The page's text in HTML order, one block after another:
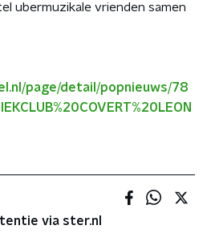
ubermuzikale vrienden samen
page/detail/popnieuws/78
via ster.nl